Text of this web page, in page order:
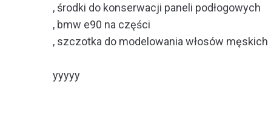
, środki do konserwacji paneli podłogowych
, bmw e90 na części
, szczotka do modelowania włosów męskich
yyyyy